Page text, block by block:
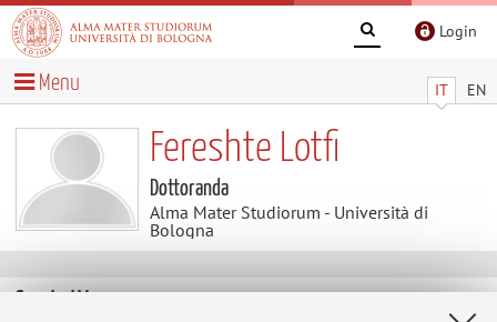
Login
IT EN
Menu
Fereshte Lotfi
Dottoranda
Alma Mater Studiorum - Università di
Bologna
Contatti